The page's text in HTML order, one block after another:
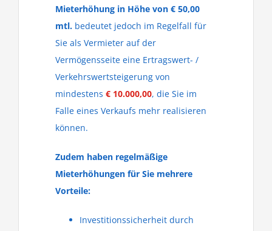
Mieterhöhung in Höhe von € 50,00
mtl. bedeutet jedoch im Regelfall für
Sie als Vermieter auf der
Vermögensseite eine Ertragswert- /
Verkehrswertsteigerung von
mindestens € 10.000,00, die Sie im
Falle eines Verkaufs mehr realisieren
können.
Zudem haben regelmäßige
Mieterhöhungen für Sie mehrere
Vorteile:
Investitionssicherheit durch